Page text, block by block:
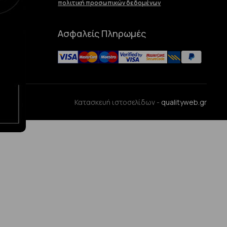
πολιτική προσωπικών δεδομένων
Ασφαλείς Πληρωμές
Κατασκευή ιστοσελίδων - qualityweb.gr